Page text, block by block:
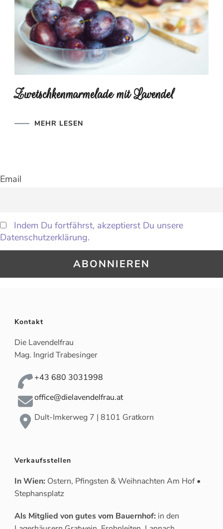
Zwetschkenmarmelade mit Lavendel
MEHR LESEN
Email
Indem Du fortfährst, akzeptierst Du unsere
Datenschutzerklärung.
Kontakt
Die Lavendelfrau
Mag. Ingrid Trabesinger
+43 680 3031998
office@dielavendelfrau.at
Dult-Imkerweg 7 | 8101 Gratkorn
Verkaufsstellen
In Wien: Ostern, Pfingsten & Weihnachten Am Hof •
Stephansplatz
Als Mitglied von gutes vom Bauernhof: in den